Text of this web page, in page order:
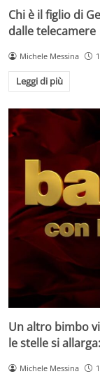
Chi è il figlio di
dalle telecamere
Michele Messina
Leggi di più
Un altro bimbo
le stelle si
Michele Messina